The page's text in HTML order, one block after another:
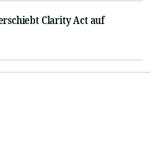
Clarity Act auf